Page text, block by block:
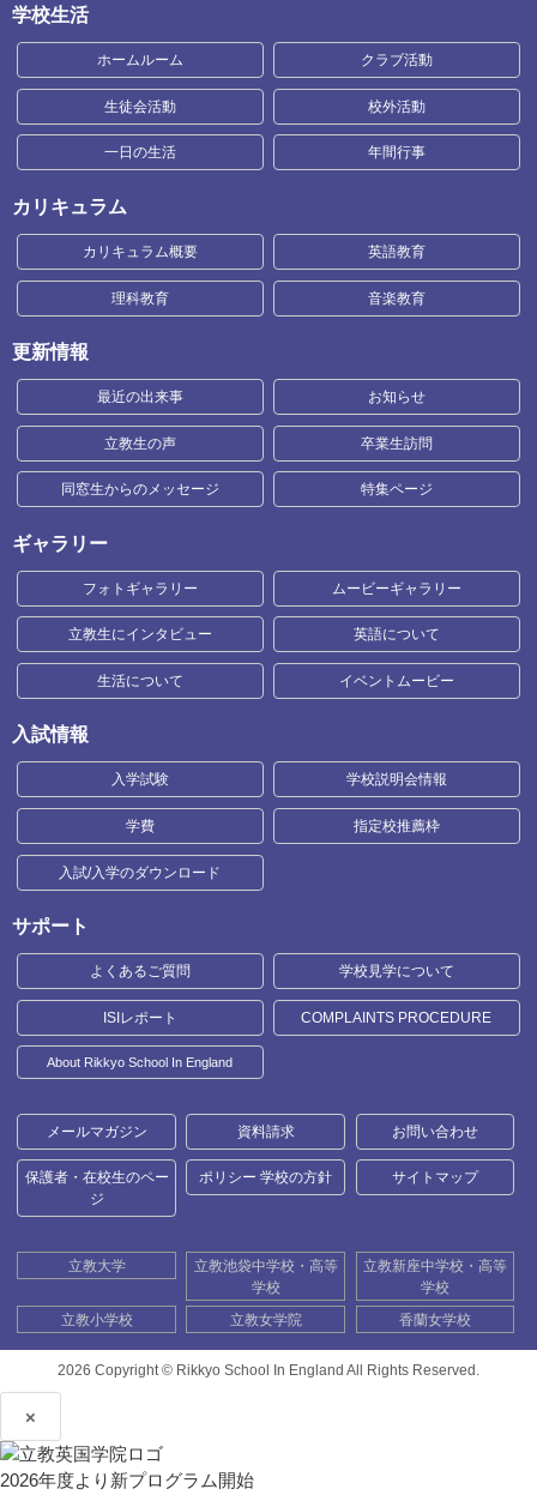
学校生活
ホームルーム クラブ活動
生徒会活動 校外活動
一日の生活 年間行事
カリキュラム
カリキュラム概要 英語教育
理科教育 音楽教育
更新情報
最近の出来事 お知らせ
立教生の声 卒業生訪問
同窓生からのメッセージ 特集ページ
ギャラリー
フォトギャラリー ムービーギャラリー
立教生にインタビュー 英語について
生活について イベントムービー
入試情報
入学試験 学校説明会情報
学費 指定校推薦枠
入試/入学のダウンロード
サポート
よくあるご質問 学校見学について
ISIレポート COMPLAINTS PROCEDURE
About Rikkyo School In England
メールマガジン 資料請求 お問い合わせ
保護者・在校生のペー
ジ
ポリシー 学校の方針 サイトマップ
立教大学
立教池袋中学校・高等
学校
立教新座中学校・高等
学校
立教小学校
立教女学院 香蘭女学校
2026 Copyright © Rikkyo School In England All Rights Reserved.
×
2026年度より新プログラム開始